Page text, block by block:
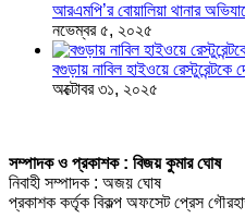
আরএমপি’র বোয়ালিয়া থানার
নভেম্বর ৫, ২০২৫
বগুড়ায় নাবিল হাইওয়ে রেস্টুরেন্টকে
অক্টোবর ৩১, ২০২৫
সম্পাদক ও প্রকাশক : বিজয় কুমার ঘোষ
নিবাহী সম্পাদক : অজয় ঘোষ
প্রকাশক কর্তৃক বিকল্প অফসেট প্রেস